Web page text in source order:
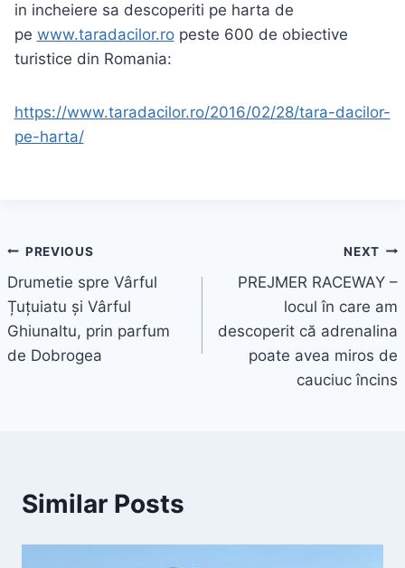
in incheiere sa descoperiti pe harta de
pe www.taradacilor.ropeste 600 de obiective
turistice din Romania:
https://www.taradacilor.ro/2016/02/28/tara-dacilor-
pe-harta/
Navigare
în
articole
PREVIOUS
Drumetie spre Vârful
Țuțuiatu și Vârful
Ghiunaltu, prin parfum
de Dobrogea
NEXT
PREJMER RACEWAY –
locul în care am
descoperit că adrenalina
poate avea miros de
cauciuc încins
Similar Posts